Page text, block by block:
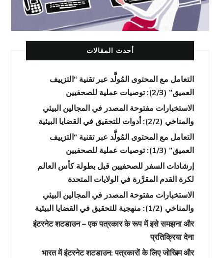
أحدث المقالات
التعامل مع المحتوى المُولَّد عبر تقنية “التزييف
العميق” (2/3): توصيات عملية للصحفيين
الاستخبارات مفتوحة المصدر في المجالين البيئي
والمناخي (2/2): أدوات للتحقيق في القضايا البيئية
التعامل مع المحتوى المُولَّد عبر تقنية “التزييف
العميق” (1/3): توصيات عملية للصحفيين
إرشادات السفر للصحفيين قبل بطولة كأس العالم
لكرة القدم المقرَّرة في الولايات المتحدة
الاستخبارات مفتوحة المصدر في المجالين البيئي
والمناخي (1/2): منهجية للتحقيق في القضايا البيئية
इंटरनेट शटडाउन – एक पत्रकार के रूप में इसे समझना और
प्रतिक्रिया देना
भारत में इंटरनेट शटडाउन: पत्रकारों के लिए जोखिम और